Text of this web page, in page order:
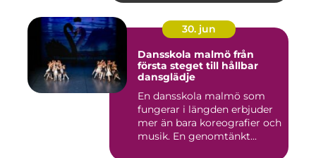
30. jun
Dansskola malmö från
första steget till hållbar
dansglädje
En dansskola malmö som
fungerar i längden erbjuder
mer än bara koreografier och
musik. En genomtänkt...